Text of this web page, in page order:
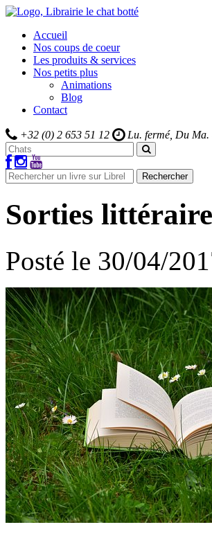
Accueil
Nos coups de coeur
Les produits & services
Nos petits plus
Animations
Blog
Contact
+32 (0) 2 653 51 12 Lu. fermé, Du Ma.
Rechercher
Sorties
Posté le 30/04/